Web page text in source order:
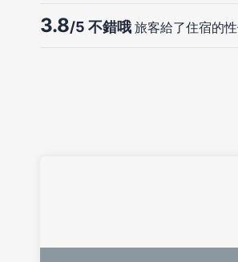
3.8/5 不錯哦 旅客給了住宿的